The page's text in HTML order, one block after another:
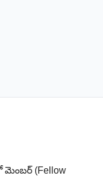
(Fellow